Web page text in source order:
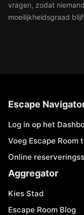
vragen, zodat
moeilijkheidsgraad
Escape
Log in op het
Voeg Escape Room
Online
Aggregator
Kies Stad
Escape Room Blog